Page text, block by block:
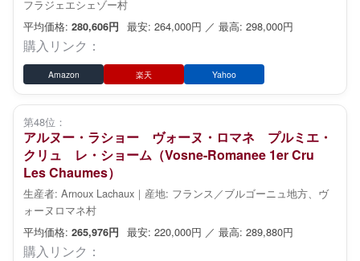
フラジェエシェゾー村
平均価格: 280,606円 最安: 264,000円 ／ 最高: 298,000円
購入リンク：
Amazon 楽天 Yahoo
第48位：
アルヌー・ラショー ヴォーヌ・ロマネ プルミエ・
クリュ レ・ショーム（Vosne-Romanee 1er Cru
Les Chaumes）
生産者: Arnoux Lachaux｜産地: フランス／ブルゴーニュ地方、ヴ
ォーヌロマネ村
平均価格: 265,976円 最安: 220,000円 ／ 最高: 289,880円
購入リンク：